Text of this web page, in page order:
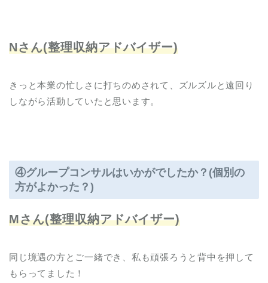
Nさん(整理収納アドバイザー)
きっと本業の忙しさに打ちのめされて、ズルズルと遠回り
しながら活動していたと思います。
④グループコンサルはいかがでしたか？(個別の
方がよかった？)
Mさん(整理収納アドバイザー)
同じ境遇の方とご一緒でき、私も頑張ろうと背中を押して
もらってました！